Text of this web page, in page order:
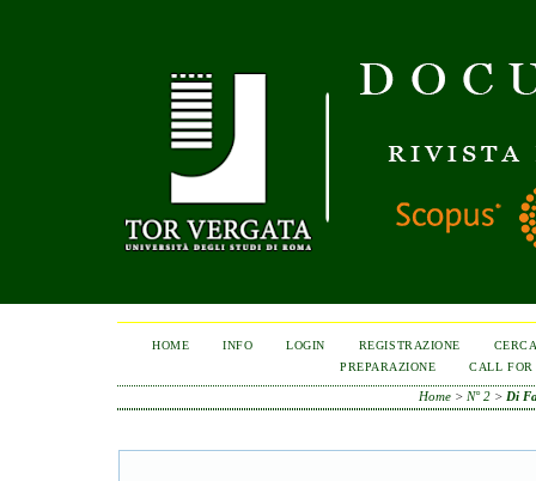
HOME INFO LOGIN REGISTRAZIONE
PREPARAZIONE
CALL FOR
Home > N° 2 > Di